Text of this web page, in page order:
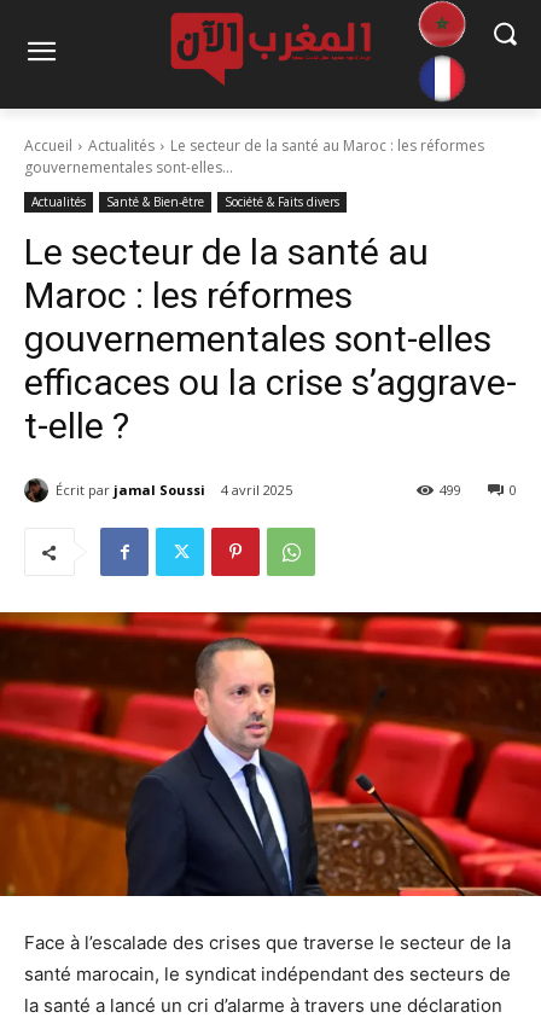
Accueil Actualités
Le secteur de la santé au Maroc : les réformes
gouvernementales sont-elles...
Actualités Santé & Bien-être Société & Faits divers
Le secteur de la santé au
Maroc : les réformes
gouvernementales sont-elles
efficaces ou la crise s’aggrave-
t-elle ?
Écrit par jamal Soussi 4 avril 2025 0
499
Face à l’escalade des crises que traverse le secteur de la
santé marocain, le syndicat indépendant des secteurs de
la santé a lancé un cri d’alarme à travers une déclaration